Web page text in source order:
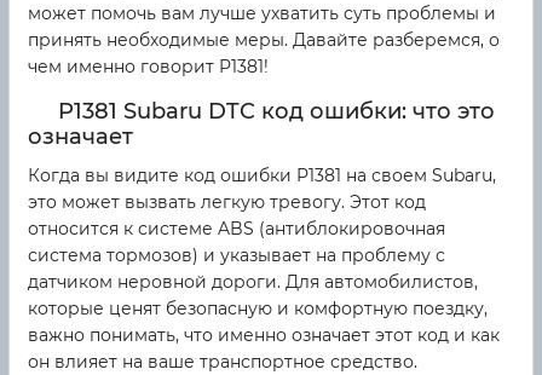
может помочь вам лучше ухватить суть проблемы и
принять необходимые меры. Давайте разберемся, о
чем именно говорит P1381!
P1381 Subaru DTC код ошибки: что это
означает
Когда вы видите код ошибки P1381 на своем Subaru,
это может вызвать легкую тревогу. Этот код
относится к системе ABS (антиблокировочная
система тормозов) и указывает на проблему с
датчиком неровной дороги. Для автомобилистов,
которые ценят безопасную и комфортную поездку,
важно понимать, что именно означает этот код и как
он влияет на ваше транспортное средство.